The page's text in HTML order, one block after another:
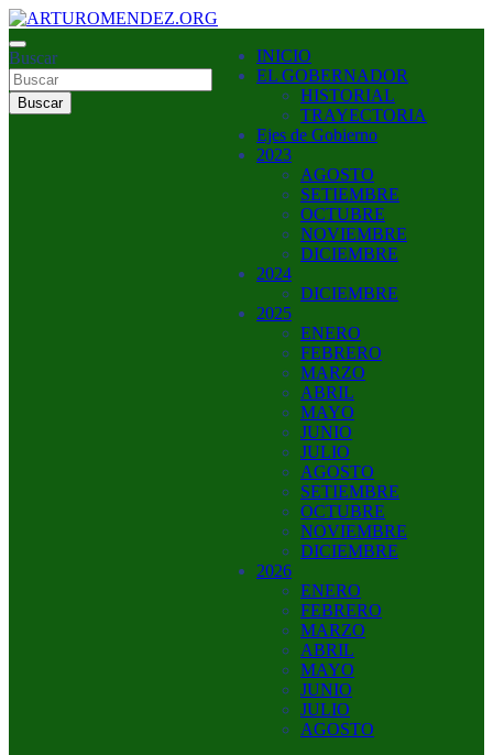
Saltar
al
contenido
ARTUROMENDEZ.ORG
ARTURO MENDEZ GOBERNADOR 2023
Buscar
Buscar
INICIO
EL GOBERNADOR
HISTORIAL
TRAYECTORIA
Ejes de Gobierno
2023
AGOSTO
SETIEMBRE
OCTUBRE
NOVIEMBRE
DICIEMBRE
2024
DICIEMBRE
2025
ENERO
FEBRERO
MARZO
ABRIL
MAYO
JUNIO
JULIO
AGOSTO
SETIEMBRE
OCTUBRE
NOVIEMBRE
DICIEMBRE
2026
ENERO
FEBRERO
MARZO
ABRIL
MAYO
JUNIO
JULIO
AGOSTO